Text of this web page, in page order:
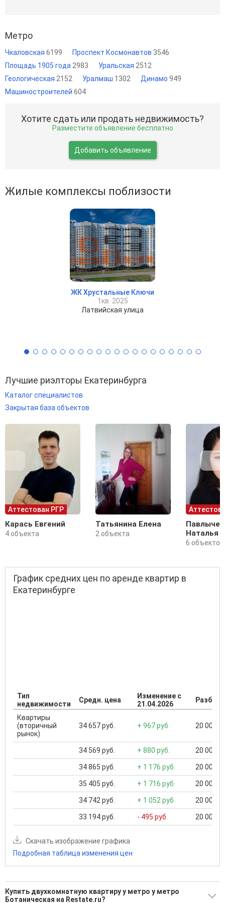
Метро
Чкаловская 6199 Проспект Космонавтов 3546
Площадь 1905 года 2983 Уральская 2512
Геологическая 2152 Уралмаш 1302 Динамо 949
Машиностроителей 604
Хотите сдать или продать недвижимость?
Разместите объявление бесплатно
Добавить объявление
Жилые комплексы поблизости
ЖК Хрустальные Ключи
1кв. 2025
Латвийская улица
Лучшие риэлторы Екатеринбурга
Каталог специалистов
Закрытая база объектов
Аттестован РГР
Карась Евгений
4 объекта
Татьянина Елена
2 объекта
Наталья
6 объектов
График средних цен по аренде квартир в
Екатеринбурге
Тип
недвижимости
Средн. цена
Изменение с
21.04.2026
Квартиры
(вторичный
рынок)
34 657 руб. + 967 руб. 20 000
34 569 руб. + 880 руб. 20 000
34 865 руб. + 1 176 руб. 20 000
35 405 руб. + 1 716 руб. 20 000
34 742 руб. + 1 052 руб. 20 000
33 194 руб. - 495 руб. 20 000
Скачать изображение графика
Подробная таблица изменения цен
Купить двухкомнатную квартиру у метро у метро
Ботаническая на Restate.ru?